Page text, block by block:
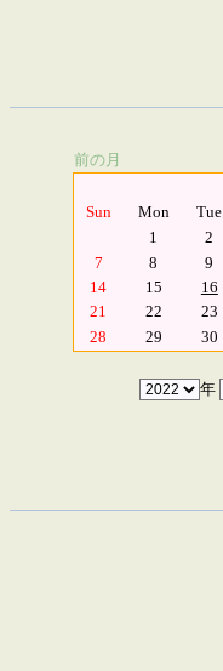
前の月
Sun Mon Tue
1
2
7
8 9
14
15 16
21
22 23
28
29 30
年